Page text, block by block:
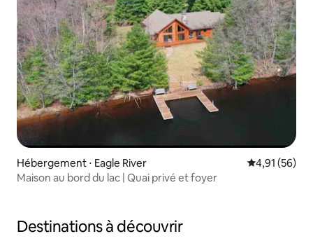
Hébergement ⋅ Eagle River Évaluation
4,91 (56)
Maison au bord du lac | Quai privé et foyer
Destinations à découvrir